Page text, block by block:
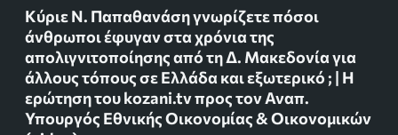
Κύριε Ν. Παπαθανάση γνωρίζετε πόσοι
άνθρωποι έφυγαν στα χρόνια της
απολιγνιτοποίησης από τη Δ. Μακεδονία για
άλλους τόπους σε Ελλάδα και εξωτερικό ; | Η
ερώτηση του kozani.tv προς τον Αναπ.
Υπουργός Εθνικής Οικονομίας & Οικονομικών